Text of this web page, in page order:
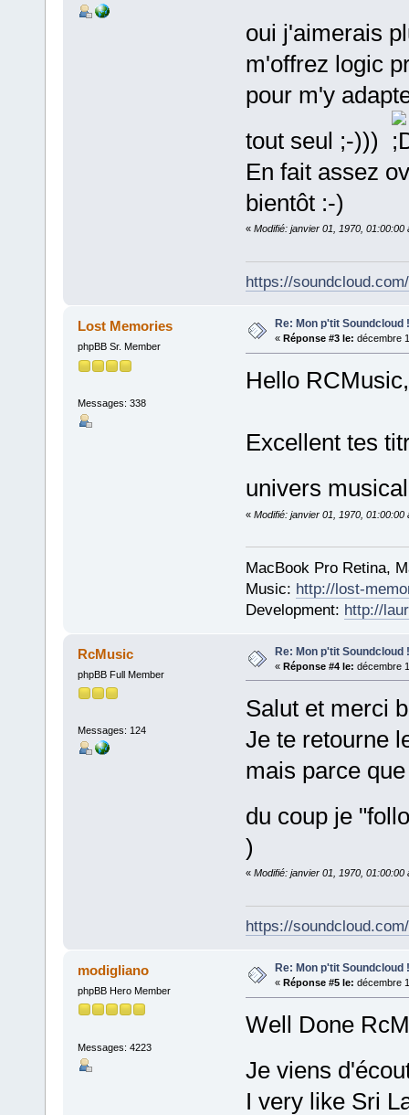
oui j'aimerais
m'offrez logic
pour m'y
tout seul ;-)))
En fait assez
bientôt :-)
« Modifié: janvier 01, 1970, 01:00:00
https://
Lost Memories
phpBB Sr. Member
Messages: 338
Re: Mon p'tit Soundcloud !
« Réponse #3 le: décembre
Hello RCMusic,
Excellent tes
univers
« Modifié: janvier 01, 1970, 01:00:00
MacBook Pro Retina,
Music: http://lost-
Development: http://
RcMusic
phpBB Full Member
Messages: 124
Re: Mon p'tit Soundcloud !
« Réponse #4 le: décembre
Salut et merci
Je te retourne
mais parce
du coup je
)
« Modifié: janvier 01, 1970, 01:00:00
https://
modigliano
phpBB Hero Member
Messages: 4223
Re: Mon p'tit Soundcloud !
« Réponse #5 le: décembre
Well Done
Je viens
I very like Sri